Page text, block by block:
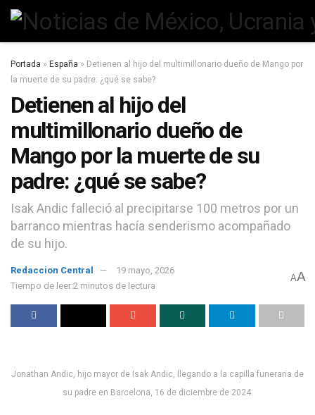
Portada » España » Detienen al hijo del multimillonario dueño de Mango por
la muerte de su padre: ¿qué se sabe?
Detienen al hijo del
multimillonario dueño de
Mango por la muerte de su
padre: ¿qué se sabe?
Isak Andic falleció al precipitarse 100 metros por un
barranco mientras hacía senderismo acompañado
de su hijo.
Redaccion Central
19 mayo, 2026
Tiempo de leer:2 minutos de lectura
AA
Jonathan Andic, hijo mayor de Isak Andic, llegando a la capilla funeraria de
su padre en Barcelona, 16 de diciembre de 2024.